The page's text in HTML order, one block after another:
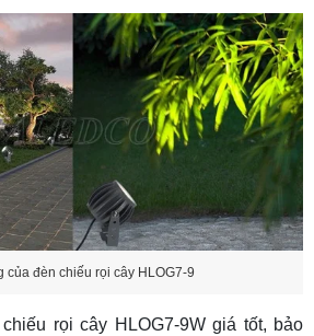
của đèn chiếu rọi cây HLOG7-9
rọi cây HLOG7-9W giá tốt, bảo